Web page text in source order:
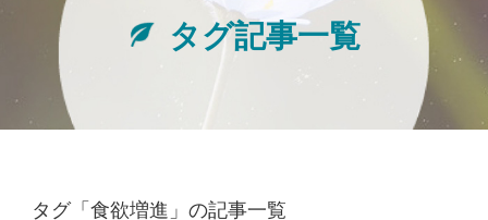
タグ記事一覧
タグ「食欲増進」の記事一覧